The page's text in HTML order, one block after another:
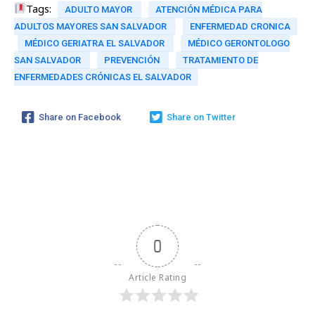
Tags: ADULTO MAYOR
ATENCIÓN MÉDICA PARA
ADULTOS MAYORES SAN SALVADOR
ENFERMEDAD CRONICA
MÉDICO GERIATRA EL SALVADOR
MÉDICO GERONTOLOGO
SAN SALVADOR
PREVENCIÓN
TRATAMIENTO DE
ENFERMEDADES CRÓNICAS EL SALVADOR
Share on Facebook Share on Twitter
0
Article Rating